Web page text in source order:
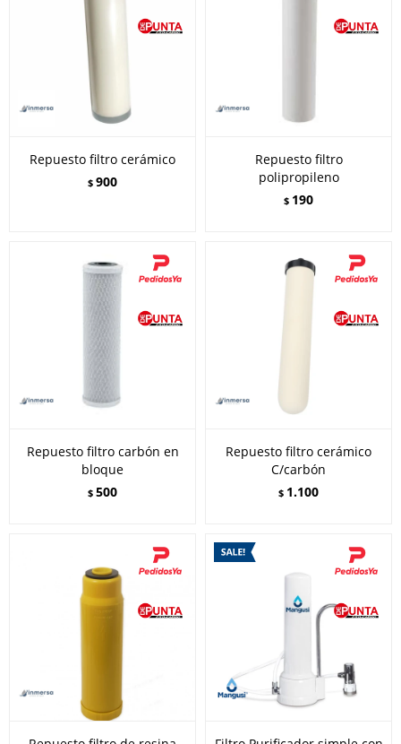
Repuesto filtro cerámico
$ 900
Repuesto filtro
polipropileno
$ 190
Repuesto filtro carbón en
bloque
$ 500
Repuesto filtro cerámico
C/carbón
$ 1.100